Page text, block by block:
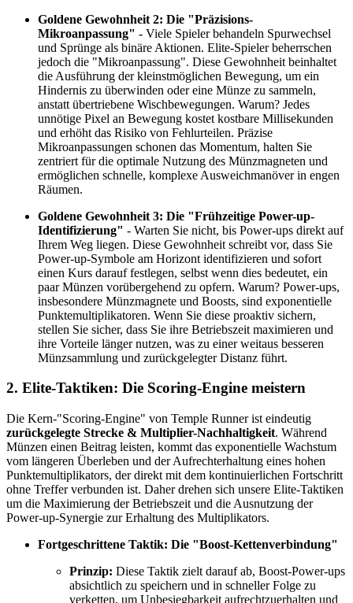
Goldene Gewohnheit 2: Die "Präzisions-
Mikroanpassung" - Viele Spieler behandeln Spurwechsel
und Sprünge als binäre Aktionen. Elite-Spieler beherrschen
jedoch die "Mikroanpassung". Diese Gewohnheit beinhaltet
die Ausführung der kleinstmöglichen Bewegung, um ein
Hindernis zu überwinden oder eine Münze zu sammeln,
anstatt übertriebene Wischbewegungen. Warum? Jedes
unnötige Pixel an Bewegung kostet kostbare Millisekunden
und erhöht das Risiko von Fehlurteilen. Präzise
Mikroanpassungen schonen das Momentum, halten Sie
zentriert für die optimale Nutzung des Münzmagneten und
ermöglichen schnelle, komplexe Ausweichmanöver in engen
Räumen.
Goldene Gewohnheit 3: Die "Frühzeitige Power-up-
Identifizierung" - Warten Sie nicht, bis Power-ups direkt auf
Ihrem Weg liegen. Diese Gewohnheit schreibt vor, dass Sie
Power-up-Symbole am Horizont identifizieren und sofort
einen Kurs darauf festlegen, selbst wenn dies bedeutet, ein
paar Münzen vorübergehend zu opfern. Warum? Power-ups,
insbesondere Münzmagnete und Boosts, sind exponentielle
Punktemultiplikatoren. Wenn Sie diese proaktiv sichern,
stellen Sie sicher, dass Sie ihre Betriebszeit maximieren und
ihre Vorteile länger nutzen, was zu einer weitaus besseren
Münzsammlung und zurückgelegter Distanz führt.
2. Elite-Taktiken: Die Scoring-Engine meistern
Die Kern-"Scoring-Engine" von Temple Runner ist eindeutig
zurückgelegte Strecke & Multiplier-Nachhaltigkeit. Während
Münzen einen Beitrag leisten, kommt das exponentielle Wachstum
vom längeren Überleben und der Aufrechterhaltung eines hohen
Punktemultiplikators, der direkt mit dem kontinuierlichen Fortschritt
ohne Treffer verbunden ist. Daher drehen sich unsere Elite-Taktiken
um die Maximierung der Betriebszeit und die Ausnutzung der
Power-up-Synergie zur Erhaltung des Multiplikators.
Fortgeschrittene Taktik: Die "Boost-Kettenverbindung"
Prinzip: Diese Taktik zielt darauf ab, Boost-Power-ups
absichtlich zu speichern und in schneller Folge zu
verketten, um Unbesiegbarkeit aufrechtzuerhalten und